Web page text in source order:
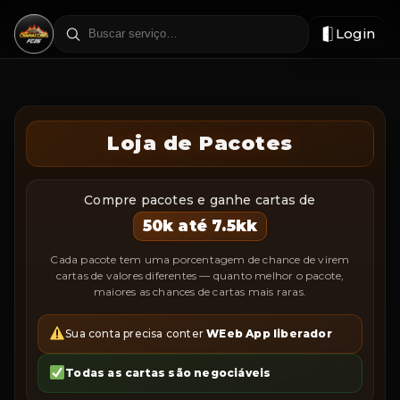
Login
Loja de Pacotes
Compre pacotes e ganhe cartas de
50k até 7.5kk
Cada pacote tem uma porcentagem de chance de virem
cartas de valores diferentes — quanto melhor o pacote,
maiores as chances de cartas mais raras.
Sua conta precisa conterWEeb App liberador
Todas as cartas são negociáveis